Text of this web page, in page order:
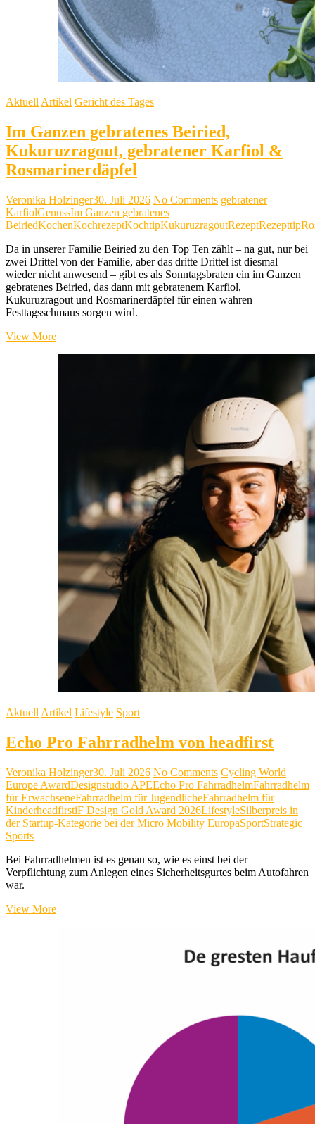
Aktuell Artikel Gericht des Tages
Im Ganzen gebratenes Beiried,
Kukuruzragout, gebratener Karfiol &
Rosmarinerdäpfel
Veronika Holzinger30. Juli 2026 No Comments gebratener
KarfiolGenussIm Ganzen gebratenes
BeiriedKochenKochrezeptKochtipKukuruzragoutRezeptRezepttip
Da in unserer Familie Beiried zu den Top Ten zählt – na gut, nur bei
zwei Drittel von der Familie, aber das dritte Drittel ist diesmal
wieder nicht anwesend – gibt es als Sonntagsbraten ein im Ganzen
gebratenes Beiried, das dann mit gebratenem Karfiol,
Kukuruzragout und Rosmarinerdäpfel für einen wahren
Festtagsschmaus sorgen wird.
View MoreIm
Aktuell Artikel Lifestyle Sport
Echo Pro Fahrradhelm von headfirst
Veronika Holzinger30. Juli 2026 No Comments Cycling World
Europe AwardDesignstudio APEEcho Pro FahrradhelmFahrradhelm
für ErwachseneFahrradhelm für JugendlicheFahrradhelm für
KinderheadfirstiF Design Gold Award 2026LifestyleSilberpreis in
der Startup-Kategorie bei der Micro Mobility EuropaSportStrategic
Sports
Bei Fahrradhelmen ist es genau so, wie es einst bei der
Verpflichtung zum Anlegen eines Sicherheitsgurtes beim Autofahren
war.
View MoreEcho